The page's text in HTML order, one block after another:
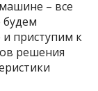
– все
будем
и приступим к
решения